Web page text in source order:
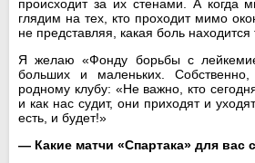
происходит за их стенами. А когда
глядим на тех, кто проходит мимо
не представляя, какая боль находится
Я желаю «Фонду борьбы с
больших и маленьких.
родному клубу: «Не важно, кто
и как нас судит, они приходят и
есть, и будет!»
— Какие матчи «Спартака» для вас